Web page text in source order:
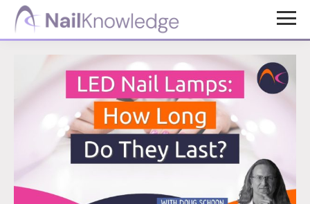
Saltar
Saltar
Conocimientos